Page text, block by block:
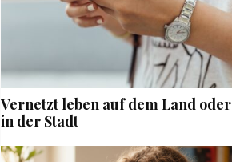
Vernetzt leben auf dem Land oder
in der Stadt